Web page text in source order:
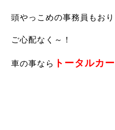
頭やっこめの事務員もお
ご心配なく～！
車の事なら トータルカ